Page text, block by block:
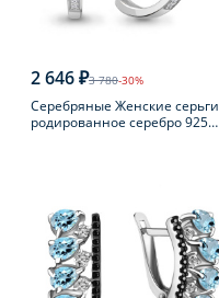
2 646 ₽3 780-30%
Серебряные Женские серьги
родированное серебро 925